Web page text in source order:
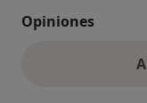
Opiniones